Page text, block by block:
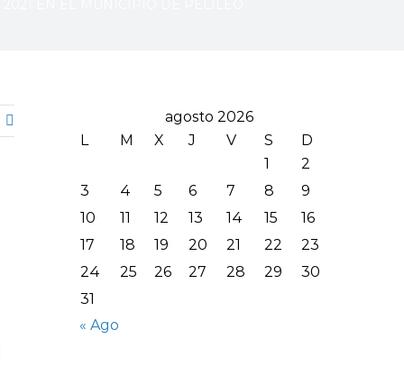
agosto 2026
L
M X J V S
D
1
2
3
4 5 6 7 8
9
10
11 12 13 14 15
16
17
18 19 20 21 22
23
24
25 26 27 28 29
30
31
« Ago